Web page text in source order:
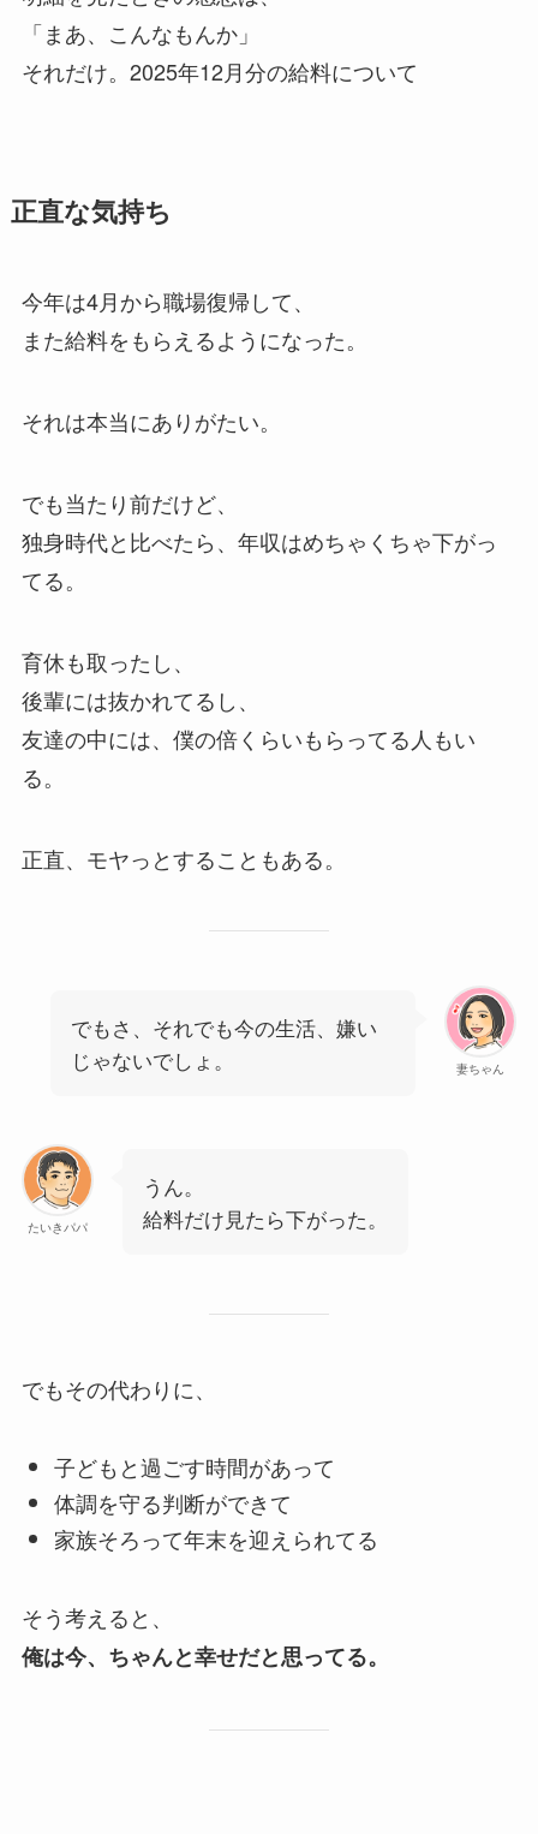
「まあ、こんなもんか」
それだけ。2025年12月分の給料について
正直な気持ち
今年は4月から職場復帰して、
また給料をもらえるようになった。
それは本当にありがたい。
でも当たり前だけど、
独身時代と比べたら、年収はめちゃくちゃ下がっ
てる。
育休も取ったし、
後輩には抜かれてるし、
友達の中には、僕の倍くらいもらってる人もい
る。
正直、モヤっとすることもある。
妻ちゃん
でもさ、それでも今の生活、嫌い
じゃないでしょ。
たいきパパ
うん。
給料だけ見たら下がった。
でもその代わりに、
子どもと過ごす時間があって
体調を守る判断ができて
家族そろって年末を迎えられてる
そう考えると、
俺は今、ちゃんと幸せだと思ってる。